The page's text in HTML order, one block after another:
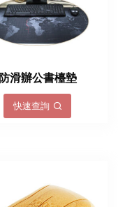
防滑辦公書檯墊
快速查詢